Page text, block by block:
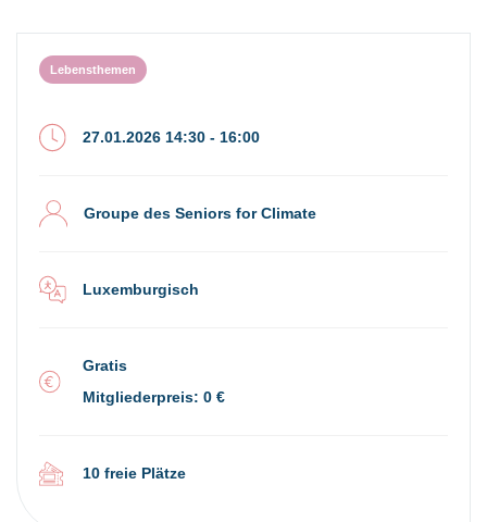
Lebensthemen
27.01.2026 14:30 - 16:00
Groupe des Seniors for Climate
Luxemburgisch
Gratis
Mitgliederpreis: 0 €
10 freie Plätze